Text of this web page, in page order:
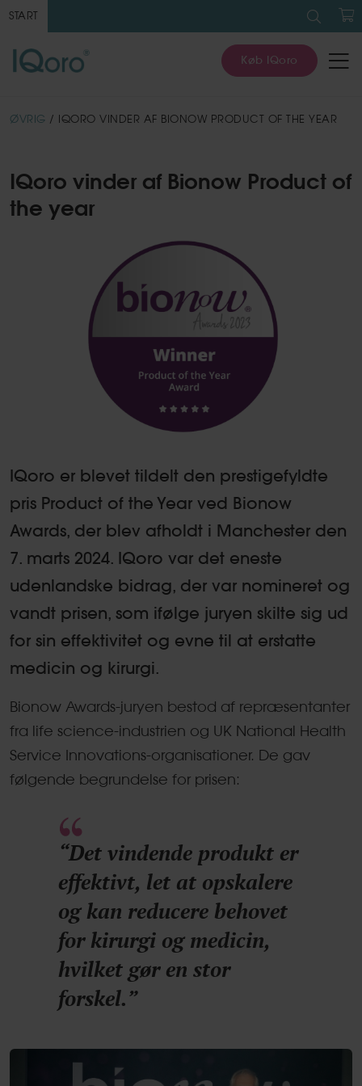
START efter:
Køb IQoro
ØVRIG / IQORO VINDER AF BIONOW PRODUCT OF THE YEAR
IQoro vinder af Bionow Product of
the year
IQoro er blevet tildelt den prestigefyldte
pris Product of the Year ved Bionow
Awards, der blev afholdt i Manchester den
7. marts 2024. IQoro var det eneste
udenlandske bidrag, der var nomineret og
vandt prisen, som ifølge juryen skilte sig ud
for sin effektivitet og evne til at erstatte
medicin og kirurgi.
Bionow Awards-juryen bestod af repræsentanter
fra life science-industrien og UK National Health
Service Innovations-organisationer. De gav
følgende begrundelse for prisen:
“Det vindende produkt er
effektivt, let at opskalere
og kan reducere behovet
for kirurgi og medicin,
hvilket gør en stor
forskel.”